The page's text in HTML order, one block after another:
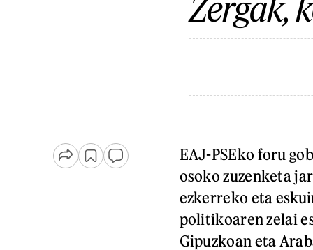
EAJ-PSEko foru
osoko zuzenketa
ezkerreko eta
politikoaren zelai
Gipuzkoan eta